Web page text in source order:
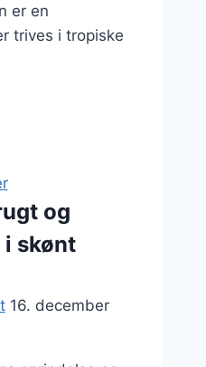
er en
trives i tropiske
og
i skønt
16. december